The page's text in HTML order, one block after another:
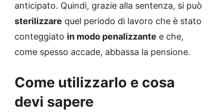
anticipato. Quindi, grazie alla sentenza, si può
sterilizzare quel periodo di lavoro che è stato
conteggiato in modo penalizzante e che,
come spesso accade, abbassa la pensione.
Come utilizzarlo e cosa
devi sapere